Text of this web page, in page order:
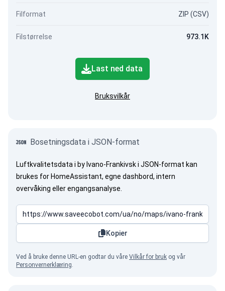
Filformat ZIP (CSV)
Filstørrelse 973.1K
Last ned data
Bruksvilkår
Bosetningsdata i JSON-format
Luftkvalitetsdata i by Ivano-Frankivsk i JSON-format kan
brukes for HomeAssistant, egne dashbord, intern
overvåking eller engangsanalyse.
Kopier
Ved å bruke denne URL-en godtar du våre Vilkår for bruk og vår
Personvernerklæring.